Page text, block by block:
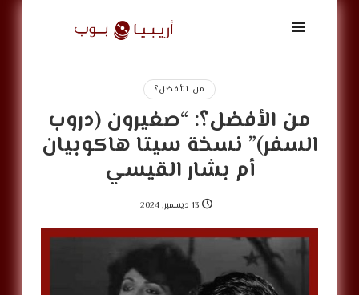
أريبيا
بوب
ArabiaPopمن الأفضل؟
من الأفضل؟: “صغيرون (دروب
السفر)” نسخة سيتا هاكوبيان
أم بشار القيسي
13 ديسمبر, 2024